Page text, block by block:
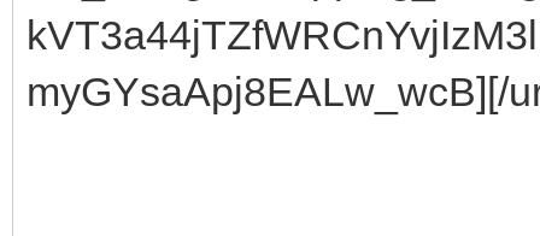
myGYsaApj8EALw_wcB][/